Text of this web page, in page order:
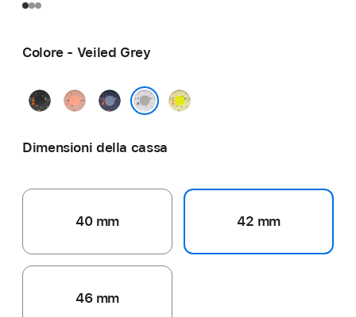
Colore - Veiled Grey
MidnightAlpenglow
Blue
Ribbon
Volt
Dimensioni della cassa
40 mm 42 mm
46 mm